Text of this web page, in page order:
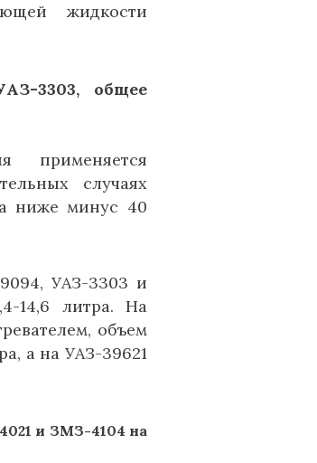
жидкости
3303, общее
применяется
случаях
ниже минус 40
УАЗ-3303 и
14,6 литра. На
объем
а на УАЗ-39621
и ЗМЗ-4104 на